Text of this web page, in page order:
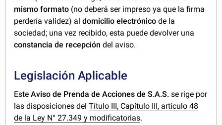
mismo formato (no deberá ser impreso ya que la firma
perdería validez) aldomicilio electrónico de la
sociedad; una vez recibido, esta puede devolver una
constancia de recepción del aviso.
Legislación Aplicable
EsteAviso de Prenda de Acciones de S.A.S. se rige por
las disposiciones delTítulo III, Capítulo III, artículo 48
de la Ley N° 27.349 y modificatorias.